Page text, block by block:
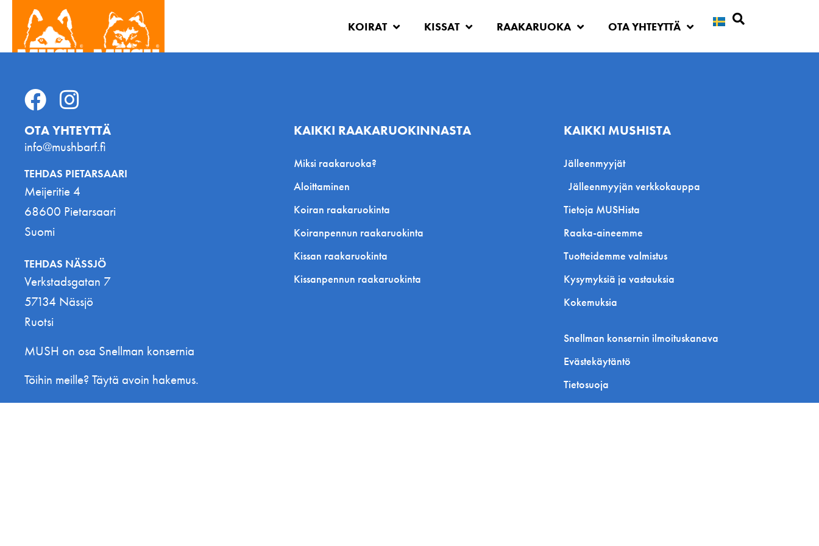
KOIRAT KISSAT RAAKARUOKA OTA YHTEYTTÄ
OTA YHTEYTTÄ
info@mushbarf.fi
TEHDAS PIETARSAARI
Meijeritie 4
68600 Pietarsaari
Suomi
TEHDAS NÄSSJÖ
Verkstadsgatan 7
57134 Nässjö
Ruotsi
MUSH on osa Snellman konsernia
Töihin meille? Täytä avoin hakemus.
KAIKKI RAAKARUOKINNASTA
Miksi raakaruoka?
Aloittaminen
Koiran raakaruokinta
Koiranpennun raakaruokinta
Kissan raakaruokinta
Kissanpennun raakaruokinta
KAIKKI MUSHISTA
Jälleenmyyjät
Jälleenmyyjän verkkokauppa
Tietoja MUSHista
Raaka-aineemme
Tuotteidemme valmistus
Kysymyksiä ja vastauksia
Kokemuksia
Snellman konsernin ilmoituskanava
Evästekäytäntö
Tietosuoja